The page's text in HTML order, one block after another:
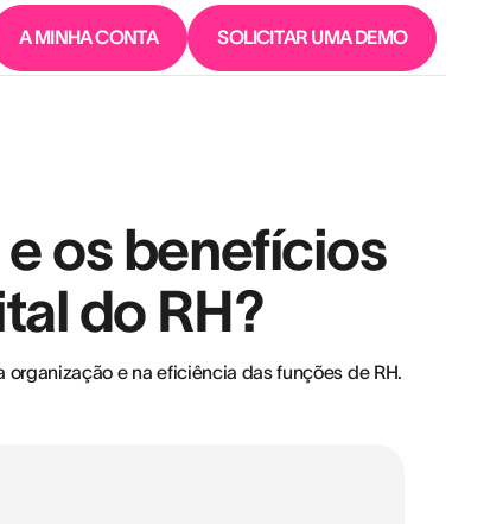
A MINHA CONTA SOLICITAR UMA DEMO
os benefícios
do RH?
e na eficiência das funções de RH.